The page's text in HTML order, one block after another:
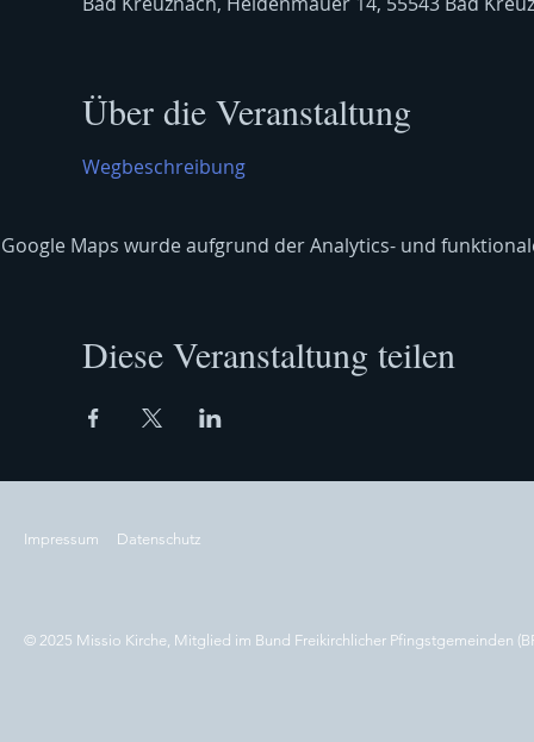
Über die Veranstaltung
Wegbeschreibung
Google Maps wurde aufgrund der Analytics- und
Diese Veranstaltung teilen
Impressum Datenschutz
© 2025 Missio Kirche, Mitglied im Bund Freikirchlicher Pfingstgemeinden